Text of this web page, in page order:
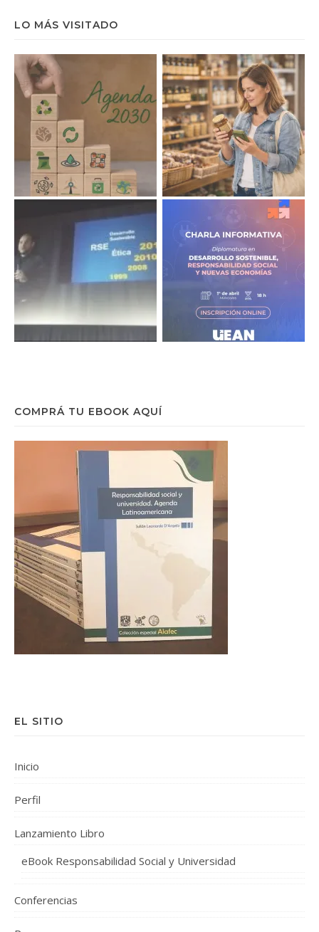
LO MÁS VISITADO
COMPRÁ TU EBOOK AQUÍ
EL SITIO
Inicio
Perfil
Lanzamiento Libro
eBook Responsabilidad Social y Universidad
Conferencias